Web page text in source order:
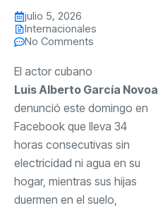
julio 5, 2026
Internacionales
No Comments
El actor cubano
Luis Alberto García Novoa
denunció este domingo en
Facebook que lleva 34
horas consecutivas sin
electricidad ni agua en su
hogar, mientras sus hijas
duermen en el suelo,